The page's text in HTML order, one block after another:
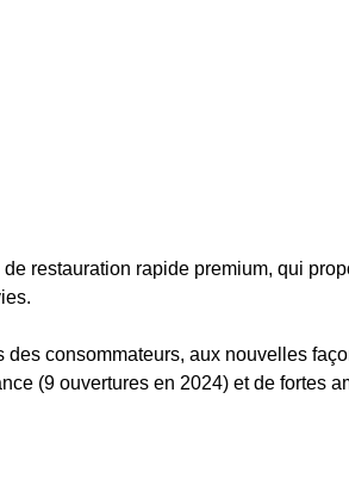
restauration rapide premium, qui
consommateurs, aux nouvelles
(9 ouvertures en 2024) et de fortes